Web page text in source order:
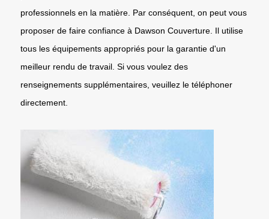
professionnels en la matière. Par conséquent, on peut vous
proposer de faire confiance à Dawson Couverture. Il utilise
tous les équipements appropriés pour la garantie d'un
meilleur rendu de travail. Si vous voulez des
renseignements supplémentaires, veuillez le téléphoner
directement.